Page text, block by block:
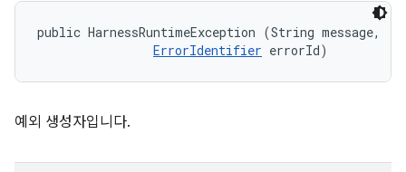
public HarnessRuntimeException (String message,
ErrorIdentifier errorId)
예외 생성자입니다.